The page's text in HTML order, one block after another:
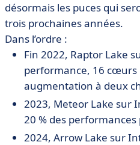
désormais les puces qui
trois prochaines années.
Dans l’ordre :
Fin 2022, Raptor Lake
performance, 16 cœurs
augmentation à deux
2023, Meteor Lake sur
20 % des performances
2024, Arrow Lake sur